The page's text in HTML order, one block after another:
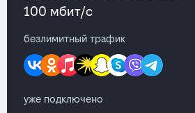
100 мбит/с
безлимитный трафик
уже подключено